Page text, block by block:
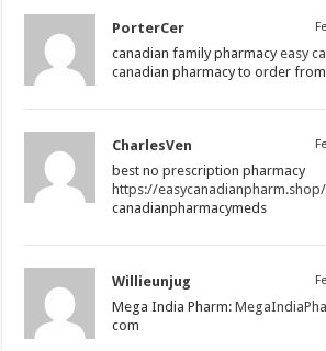
PorterCer
canadian family pharmacyeasy
canadian pharmacy to order from
CharlesVen
best no prescription pharmacy
https://
canadianpharmacymeds
Willieunjug
Mega India Pharm:
com